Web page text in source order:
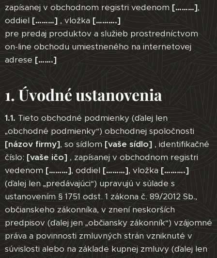
zapísanej v obchodnom registri vedenom [………],
oddiel [………], vložka[……….]
pre predaj produktov a služieb prostredníctvom
on-line obchodu umiestneného na internetovej
adrese […….]
1. Úvodné ustanovenia
1.1. Tieto obchodné podmienky (ďalej len
„obchodné podmienky“) obchodnej spoločnosti
[názov firmy], so sídlom [vaše sídlo] , identifikačné
číslo: [vaše ičo] , zapísanej v obchodnom registri
vedenom [………], oddiel [………], vložka [……….]
(ďalej len „predávajúci“) upravujú v súlade s
ustanovením § 1751 odst. 1 zákona č. 89/2012 Sb.,
občianskeho zákonníka, v znení neskorších
predpisov (ďalej jen „občiansky zákonník“) vzájomné
práva a povinnosti zmluvných strán vzniknuté v
súvislosti alebo na základe kupnej zmluvy (ďalej len